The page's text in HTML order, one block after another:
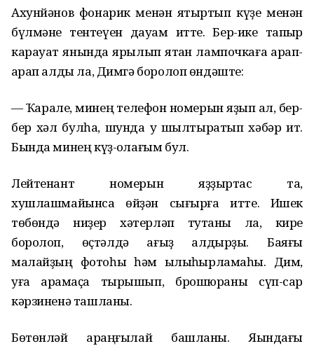
Ахунйәнов фонарик менән яҡтыртып күҙе менән
бүлмәне тентеүен дауам итте. Бер-ике тапҡыр
карауат янында ярылып ятҡан лампочкаға ҡарап-
ҡарап алды ла, Димгә боролоп өндәште:
— Ҡарале, минең телефон номерын яҙып ал, бер-
бер хәл булһа, шунда уҡ шылтыратып хәбәр ит.
Бында минең күҙ-ҡолағым бул.
Лейтенант номерын яҙҙыртҡас та,
хушлашмайынса өйҙән сығырға итте. Ишек
төбөндә ниҙер хәтерләп туҡтаны ла, кире
боролоп, өҫтәлдә ҡағыҙ ҡалдырҙы. Баяғы
малайҙың фотоһы һәм ҡылыҡһырламаһы. Дим,
уға ҡарамаҫҡа тырышып, брошюраны сүп-сар
кәрзиненә ташланы.
Бөтөнләй ҡараңғылай башланы. Яҡындағы